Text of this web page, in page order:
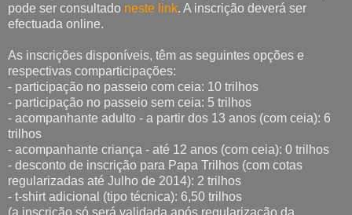
pode ser consultado neste link. A inscrição deverá ser
efectuada online.
As inscrições disponíveis, têm as seguintes opções e
respectivas comparticipações:
- participação no passeio com ceia: 10 trilhos
- participação no passeio sem ceia: 5 trilhos
- acompanhante adulto - a partir dos 13 anos (com ceia): 6
trilhos
- acompanhante criança - até 12 anos (com ceia): 0 trilhos
- desconto de inscrição para Papa Trilhos (com cotas
regularizadas até Julho de 2014): 2 trilhos
- t-shirt adicional (tipo técnica): 6,50 trilhos
(a inscrição só será validada após regularização da